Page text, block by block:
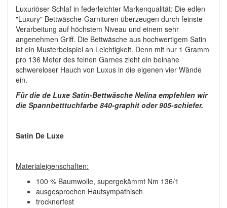
Luxuriöser Schlaf in federleichter Markenqualität: Die edlen
"Luxury" Bettwäsche-Garnituren überzeugen durch feinste
Verarbeitung auf höchstem Niveau und einem sehr
angenehmen Griff. Die Bettwäsche aus hochwertigem Satin
ist ein Musterbeispiel an Leichtigkeit. Denn mit nur 1 Gramm
pro 136 Meter des feinen Garnes zieht ein beinahe
schwereloser Hauch von Luxus in die eigenen vier Wände
ein.
Für die de Luxe Satin-Bettwäsche Nelina empfehlen wir
die Spannbetttuchfarbe 840-graphit oder 905-schiefer.
Satin De Luxe
Materialeigenschaften:
100 % Baumwolle, supergekämmt Nm 136/1
ausgesprochen Hautsympathisch
trocknerfest